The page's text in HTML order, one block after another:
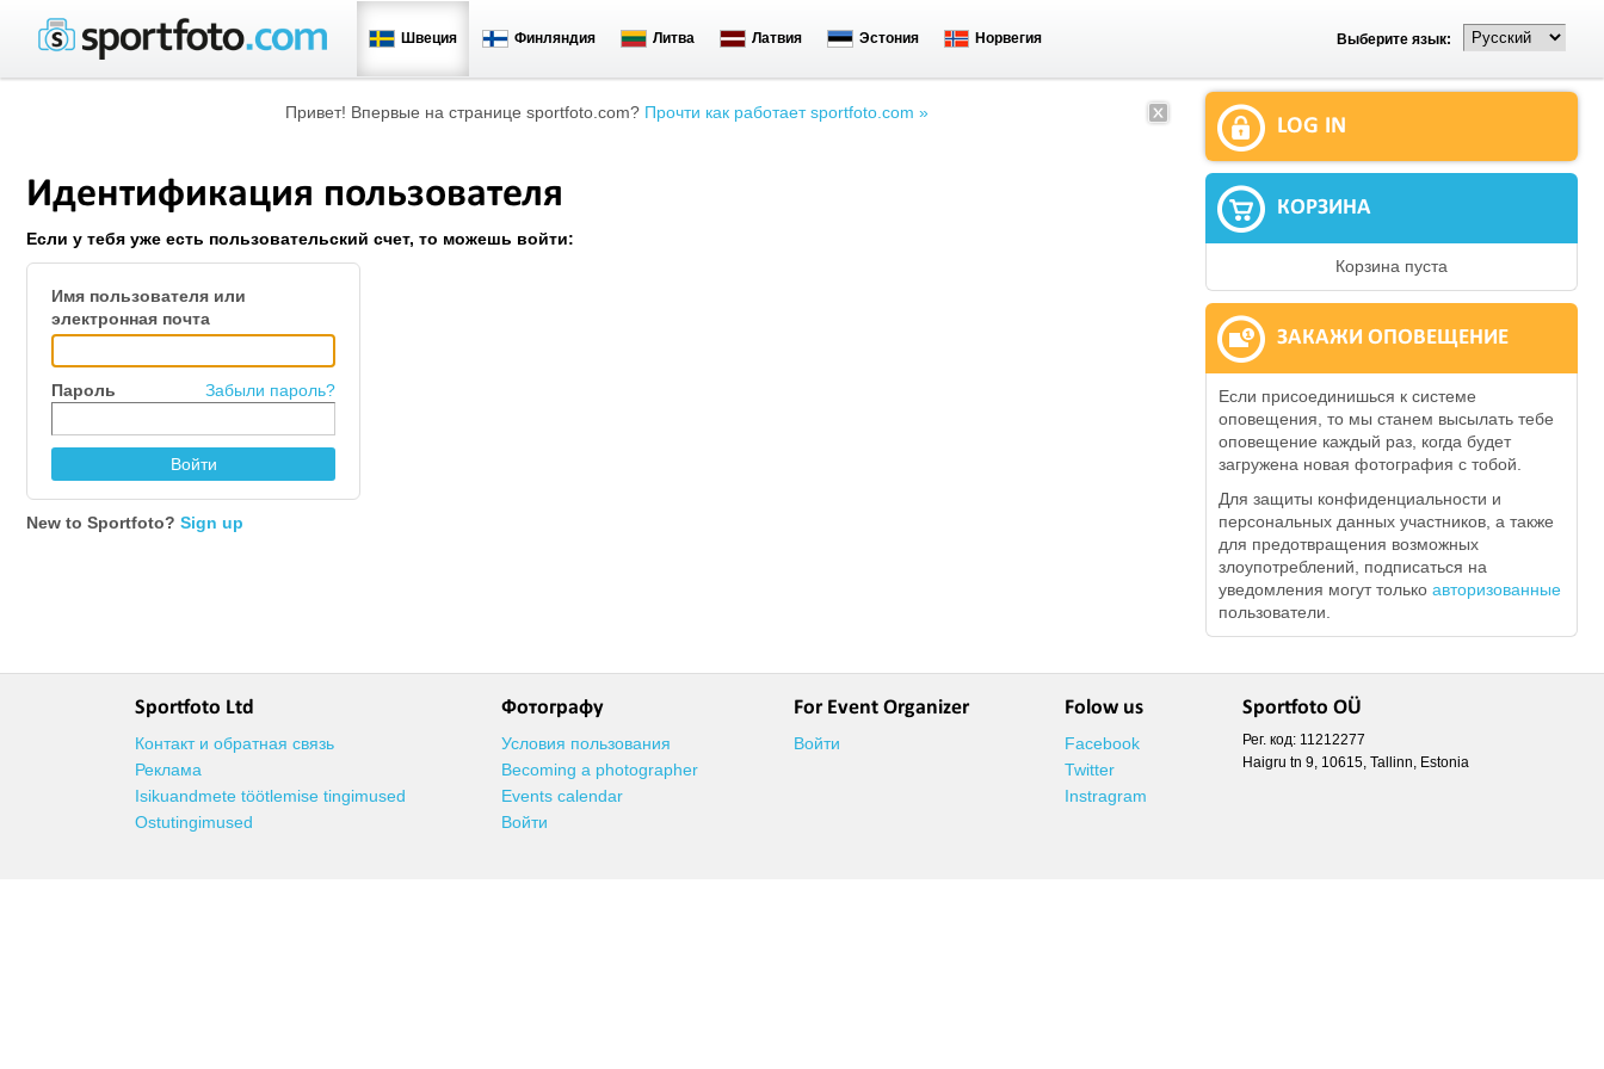
Швеция Финляндия Литва Латвия Эстония Норвегия Выберите язык:
Привет! Впервые на странице sportfoto.com? Прочти как работает sportfoto.com »
Идентификация пользователя
Если у тебя уже есть пользовательский счет, то можешь войти:
Имя пользователя или
электронная почта
Пароль Забыли пароль?
New to Sportfoto? Sign up
LOG IN
КОРЗИНА
Корзина пуста
ЗАКАЖИ ОПОВЕЩЕНИЕ
Если присоединишься к системе
оповещения, то мы станем высылать тебе
оповещение каждый раз, когда будет
загружена новая фотография с тобой.
Для защиты конфиденциальности и
персональных данных участников, а также
для предотвращения возможных
злоупотреблений, подписаться на
уведомления могут только авторизованные
пользователи.
Sportfoto Ltd
Контакт и обратная связь
Реклама
Isikuandmete töötlemise tingimused
Ostutingimused
Фотографу
Условия пользования
Becoming a photographer
Events calendar
Войти
For Event Organizer
Войти
Folow us
Facebook
Twitter
Instragram
Sportfoto OÜ
Рег. код: 11212277
Haigru tn 9, 10615, Tallinn, Estonia